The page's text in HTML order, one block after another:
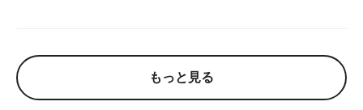
もっと見る